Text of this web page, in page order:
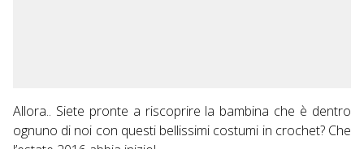
Allora.. Siete pronte a riscoprire la bambina che è dentro
ognuno di noi con questi bellissimi costumi in crochet? Che